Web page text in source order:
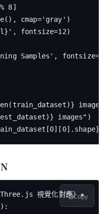
8]
cmap='gray')
fontsize=12)
Samples',
images")
視覺化對應）★
Copy